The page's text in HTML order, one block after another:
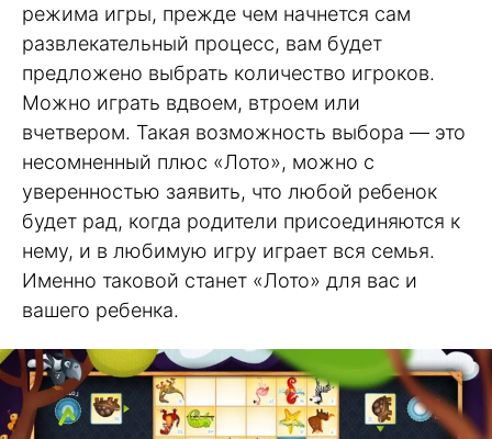
режима игры, прежде чем начнется сам
развлекательный процесс, вам будет
предложено выбрать количество игроков.
Можно играть вдвоем, втроем или
вчетвером. Такая возможность выбора — это
несомненный плюс «Лото», можно с
уверенностью заявить, что любой ребенок
будет рад, когда родители присоединяются к
нему, и в любимую игру играет вся семья.
Именно таковой станет «Лото» для вас и
вашего ребенка.